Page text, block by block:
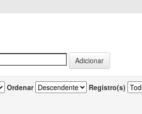
Ordenar Registro(s)